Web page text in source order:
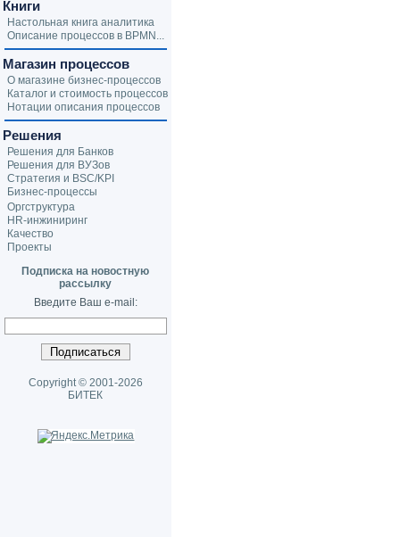
Книги
Настольная книга аналитика
Описание процессов в BPMN...
Магазин процессов
О магазине бизнес-процессов
Каталог и стоимость процессов
Нотации описания процессов
Решения
Решения для Банков
Решения для ВУЗов
Стратегия и BSC/KPI
Бизнес-процессы
Оргструктура
HR-инжиниринг
Качество
Проекты
Подписка на новостную
рассылку
Введите Ваш e-mail:
Copyright © 2001-2026
БИТЕК